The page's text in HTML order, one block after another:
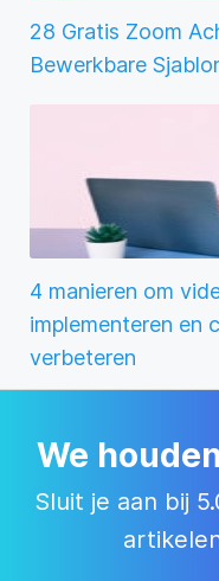
28 Gratis Zoom
Bewerkbare
4 manieren om
implementeren en
verbeteren
We
Sluit je aan bij